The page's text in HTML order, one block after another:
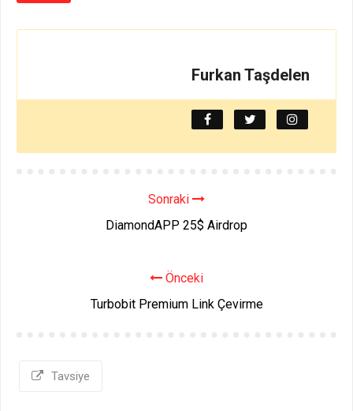
Furkan Taşdelen
Sonraki
DiamondAPP 25$ Airdrop
Önceki
Turbobit Premium Link Çevirme
Tavsiye